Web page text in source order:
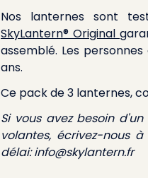
Nos lanternes sont
SkyLantern® Original
assemblé. Les
ans.
Ce pack de 3 lanternes,
Si vous avez besoin
volantes, écrivez-nous
délai:info@skylantern.fr